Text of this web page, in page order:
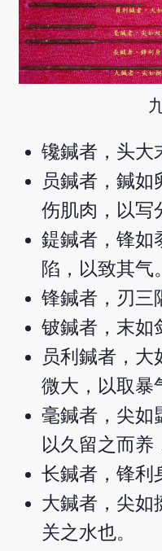
镵鍼者，头大
员鍼者，鍼如
伤肌肉，以写
鍉鍼者，锋如
陷，以致其气。
锋鍼者，刃三
铍鍼者，末如
员利鍼者，大
微大，以取暴
毫鍼者，尖如
以久留之而养
长鍼者，锋利
大鍼者，尖如
关之水也。